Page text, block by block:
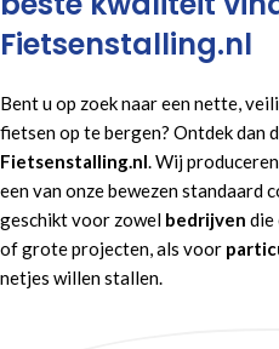
Fietsenstalling.nl
Bent u op zoek naar een nette,
fietsen op te bergen? Ontdek dan
Fietsenstalling.nl. Wij
een van onze bewezen
geschikt voor zowel bedrijven die
of grote projecten, als voor
netjes willen stallen.